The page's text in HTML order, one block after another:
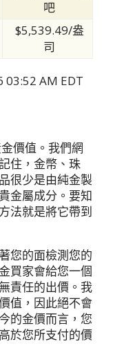
吧
$5,539.49/盎
司
AM EDT
價值。我們網
住，金幣、珠
很少是由純金製
金屬成分。要知
法就是將它帶到
您的面檢測您的
買家會給您一個
責任的出價。我
值，因此絕不會
的金價而言，您
於您所支付的價